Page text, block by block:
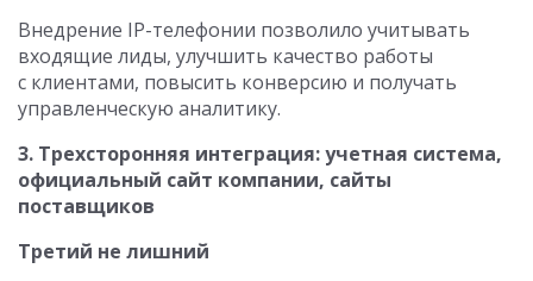
Внедрение IP-телефонии позволило учитывать
входящие лиды, улучшить качество работы
с клиентами, повысить конверсию и получать
управленческую аналитику.
3. Трехсторонняя интеграция: учетная система,
официальный сайт компании, сайты
поставщиков
Третий не лишний